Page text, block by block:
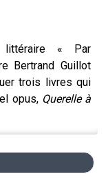
« Par
Bertrand Guillot
trois livres qui
opus, Querelle à
Après le